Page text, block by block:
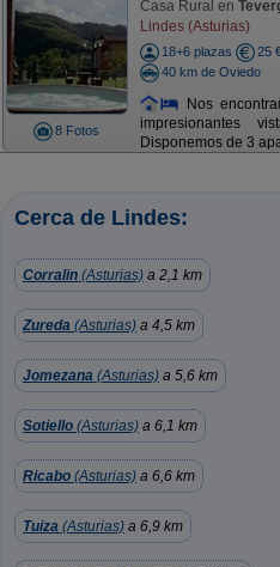
8 Fotos
Casa Rural en
Lindes (Asturias)
18+6 plazas
25
40 km de Oviedo
Nos
impresionantes
Disponemos de 3
Cerca de Lindes:
Corralin (Asturias) a 2,1 km
Zureda (Asturias) a 4,5 km
Jomezana (Asturias) a 5,6 km
Sotiello (Asturias) a 6,1 km
Ricabo (Asturias) a 6,6 km
Tuiza (Asturias) a 6,9 km